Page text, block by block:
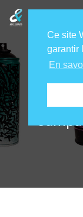
Ce site
garantir
En